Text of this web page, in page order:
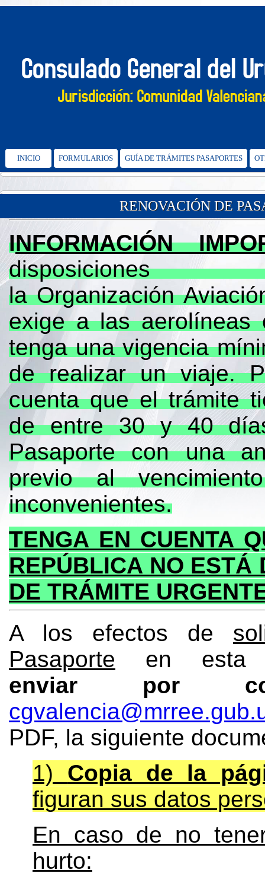
INICIO FORMULARIOS GUÍA DE TRÁMITES PASAPORTES
RENOVACIÓN DE
INFORMACIÓN
la Organización
exige a las aerolíneas
tenga una vigencia
de realizar un viaje.
cuenta que el trámite
de entre 30 y 40
Pasaporte con una
previo al
inconvenientes.
TENGA EN CUENTA
REPÚBLICA NO ESTÁ
DE TRÁMITE
A los efectos de
Pasaporte en esta
enviar por
PDF, la siguiente
1) Copia de la
figuran sus datos
En caso de no
hurto: